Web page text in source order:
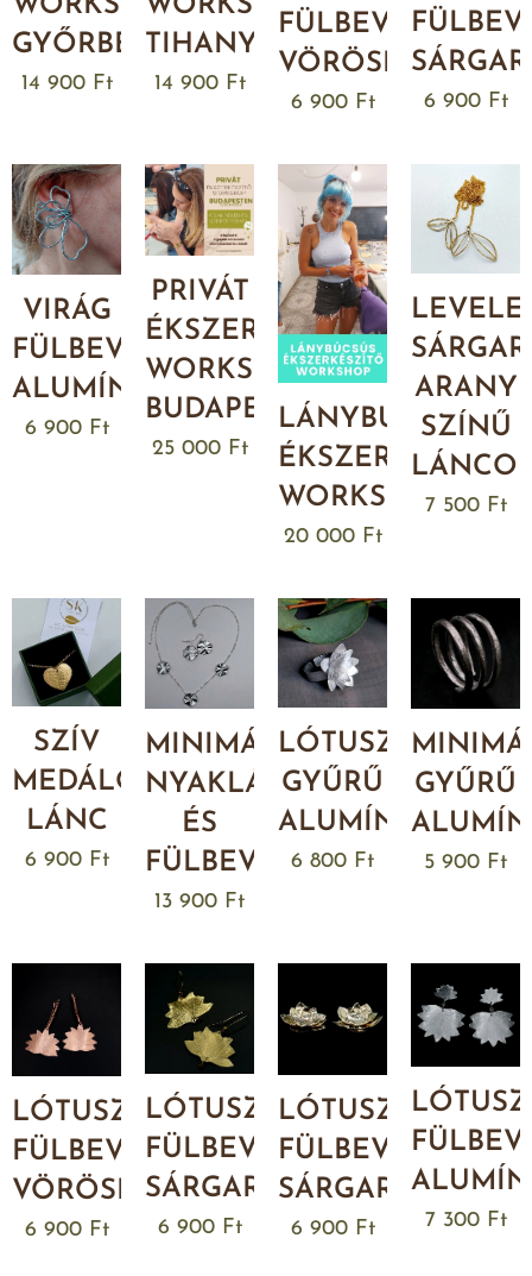
GYŐRBEN
14 900Ft
TIHANYBAN
14 900Ft
FÜLBEVALÓ
VÖRÖSRÉZBŐL
6 900Ft 6 900Ft
VIRÁG
FÜLBEVALÓ
ALUMÍNIUMBÓL
6 900Ft
PRIVÁT
ÉKSZERKÉSZÍTŐ
WORKSHOP
BUDAPESTEN
25 000Ft
LÁNYBÚCSÚS
ÉKSZERKÉSZÍTŐ
WORKSHOP
20 000Ft
ARANY
SZÍNŰ
7 500Ft
SZÍV
MEDÁLOS
LÁNC
6 900Ft
MINIMÁL
NYAKLÁNC
ÉS
FÜLBEVALÓ
13 900 Ft
LÓTUSZVIRÁG
GYŰRŰ
ALUMÍNIUMBÓL
6 800 Ft
GYŰRŰ
5 900 Ft
LÓTUSZVIRÁG
FÜLBEVALÓ
VÖRÖSRÉZBŐL
6 900Ft
LÓTUSZVIRÁG
FÜLBEVALÓ
SÁRGARÉZBŐL
6 900Ft
LÓTUSZVIRÁG
FÜLBEVALÓ
SÁRGARÉZBŐL
6 900Ft 7 300Ft